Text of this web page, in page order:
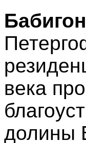
века
долины